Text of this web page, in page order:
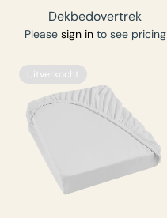
Dekbedovertrek
Please sign into see pricing
Uitverkocht